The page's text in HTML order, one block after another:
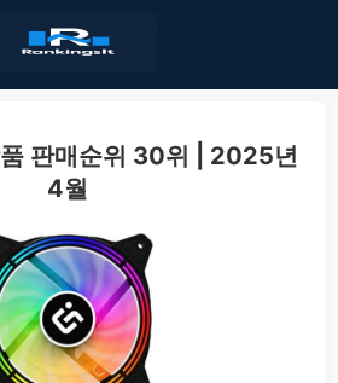
판매순위 30위 | 2025년
4월